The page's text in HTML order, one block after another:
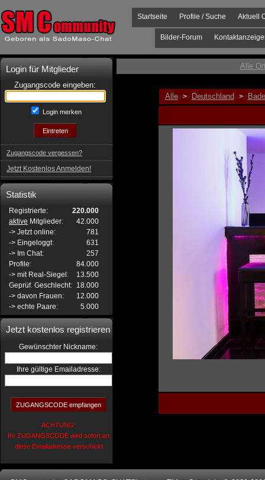
Aktuell
Profile / Suche
Startseite
Bilder-Forum
Login für Mitglieder
Zugangscode eingeben:
Login merken
Zugangscode vergessen?
Jetzt Kostenlos Anmelden!
Statistik
Registrierte:
220.000
aktive Mitglieder:
42.000
-> Jetzt online:
781
-> Eingeloggt:
631
-> Im Chat:
257
Profile:
84.000
-> mit Real-Siegel:
13.500
Geprüf. Geschlecht: 18.000
-> davon Frauen:
12.000
-> echte Paare:
5.000
Jetzt kostenlos registrieren
Gewünschter Nickname:
Ihre gültige Emailadresse:
ACHTUNG:
Ihr ZUGANGSCODE wird sofort an
diese Emailadresse verschickt
Alle
Alle > Deutschland >